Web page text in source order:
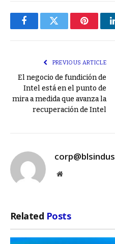
FacebookTwitter Pinterest
PREVIOUS ARTICLE
El negocio de fundición de
Intel está en el punto de
mira a medida que avanza la
recuperación de Intel
Website
Related Posts